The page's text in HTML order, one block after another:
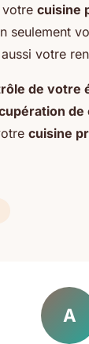
cuisine
seulement
votre
de votre
de
cuisine
A